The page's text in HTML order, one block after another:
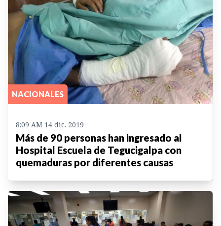
NACIONALES
8:09 AM 14 dic. 2019
Más de 90 personas han ingresado al
Hospital Escuela de Tegucigalpa con
quemaduras por diferentes causas